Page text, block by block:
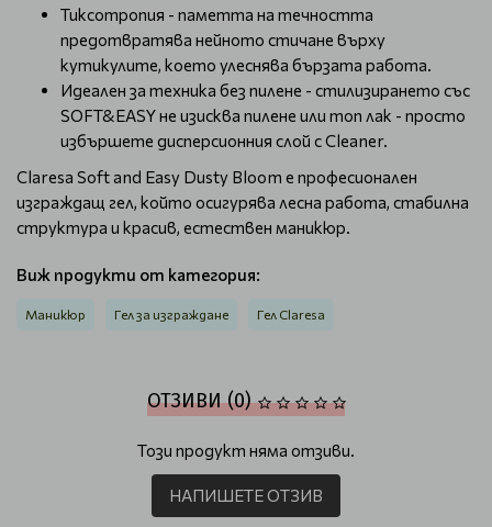
Тиксотропия - паметта на течността
предотвратява нейното стичане върху
кутикулите, което улеснява бързата работа.
Идеален за техника без пилене - стилизирането със
SOFT&EASY не изисква пилене или топ лак - просто
избършете дисперсионния слой с Cleaner.
Claresa Soft and Easy Dusty Bloom е професионален
изграждащ гел, който осигурява лесна работа, стабилна
структура и красив, естествен маникюр.
Виж продукти от категория:
Маникюр Гел за изграждане Гел Claresa
ОТЗИВИ (0)
Този продукт няма отзиви.
НАПИШЕТЕ ОТЗИВ